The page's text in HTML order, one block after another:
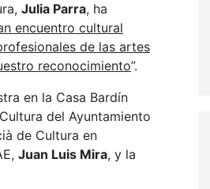
Julia Parra, ha
encuentro cultural
de las artes
reconocimiento”.
en la Casa Bardín
del Ayuntamiento
de Cultura en
Juan Luis Mira, y la